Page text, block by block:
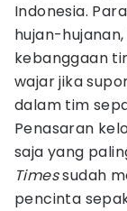
Indonesia.
hujan-
kebanggaan
wajar jika
dalam tim
Penasaran
saja yang
Timessudah
pencinta